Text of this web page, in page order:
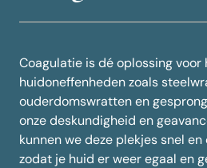
Coagulatie is dé oplossing
huidoneffenheden zoals
ouderdomswratten en
onze deskundigheid en
kunnen we deze plekjes snel
zodat je huid er weer egaal en